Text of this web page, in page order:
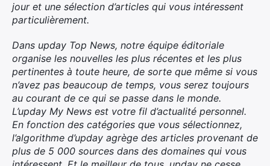
jour et une sélection d’articles qui vous intéressent
particulièrement.
Dans upday Top News, notre équipe éditoriale
organise les nouvelles les plus récentes et les plus
pertinentes à toute heure, de sorte que même si vous
n’avez pas beaucoup de temps, vous serez toujours
au courant de ce qui se passe dans le monde.
L’upday My News est votre fil d’actualité personnel.
En fonction des catégories que vous sélectionnez,
l’algorithme d’upday agrège des articles provenant de
plus de 5 000 sources dans des domaines qui vous